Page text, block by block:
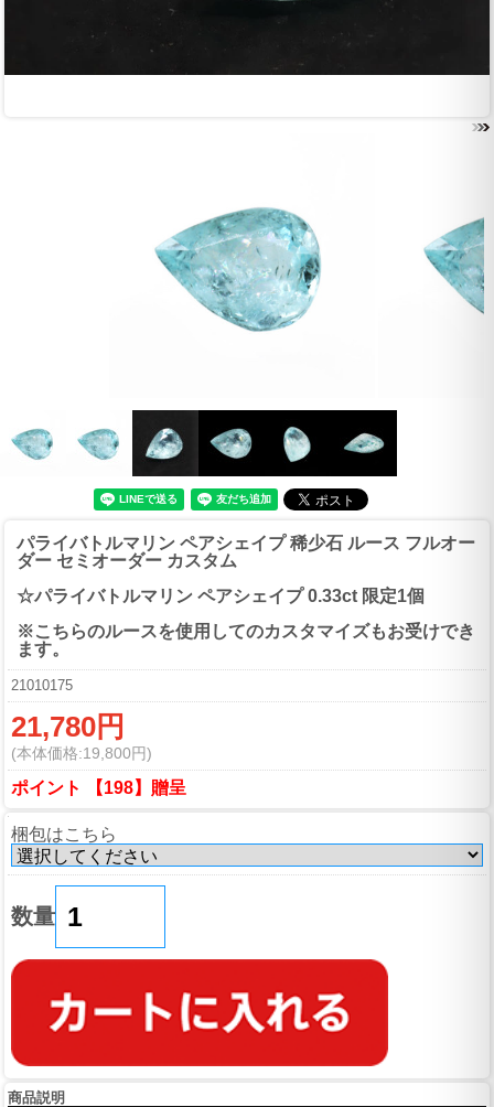
パライバトルマリン ペアシェイプ 稀少石 ルース フルオー
ダー セミオーダー カスタム
☆パライバトルマリン ペアシェイプ 0.33ct 限定1個
※こちらのルースを使用してのカスタマイズもお受けでき
ます。
21010175
21,780円
(本体価格:19,800円)
ポイント 【198】贈呈
梱包はこちら
数量
商品説明